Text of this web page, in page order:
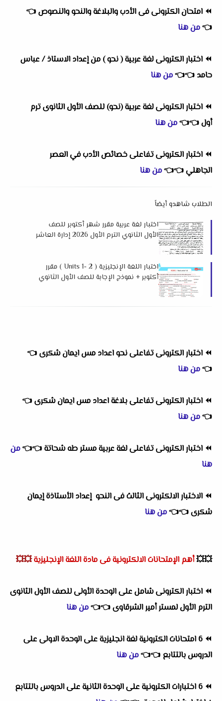
⏪ امتحان الكترونى فى الأدب والبلاغة والنحو والنصوص👈
👈من هنا
⏪ اختبار الكترونى لغة عربية ( نحو ) من إعداد الاستاذ / عباس
حامد 👈
👈من هنا
⏪ اختبار الكترونى لغة عربية (نحو) للصف الأول الثانوى ترم
أول👈
👈من هنا
⏪ اختبار الكترونى تفاعلى خصائص الأدب في العصر
الجاهلي👈
👈من هنا
الطلاب شاهدو أيضاً
اختبار لغة عربية مقرر شهر أكتوبر للصف
الأول الثانوي الترم الأول 2026 إدارة العاشر
اختبار اللغة الإنجليزية ( Units 1- 2 ) مقرر
أكتوبر + نموذج الإجابة للصف الأول الثانوي
⏪ اختبار الكترونى تفاعلى نحو اعداد مس ايمان شكرى👈
👈من هنا
⏪ اختبار الكترونى تفاعلى بلاغة اعداد مس ايمان شكرى👈
👈من هنا
⏪ اختبار الكترونى تفاعلى لغة عربية مستر طه شحاتة👈
👈من
هنا
⏪ الاختبار الالكترونى الثالث فى النحو إعداد الأستاذة إيمان
شكرى👈
👈من هنا
💥💥أهم الإمتحانات الالكترونية فى مادة اللغة الإنجليزية💥💥
⏪ اختبار الكترونى شامل على الوحدة الأولى للصف الأول الثانوى
الترم الأول لمستر أمير الشرقاوى👈
👈من هنا
⏪
6 امتحانات الكترونية لغة انجليزية على الوحدة الاولى على
الدروس بالتتابع 👈
👈من هنا
⏪
6 اختبارات الكترونية على الوحدة الثانية على الدروس بالتتابع